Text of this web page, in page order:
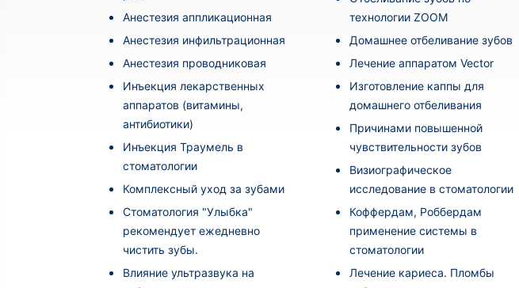
Анестезия аппликационная
Анестезия инфильтрационная
Анестезия проводниковая
Инъекция лекарственных
аппаратов (витамины,
антибиотики)
Инъекция Траумель в
стоматологии
Комплексный уход за зубами
Стоматология "Улыбка"
рекомендует ежедневно
чистить зубы.
Влияние ультразвука на
технологии ZOOM
Домашнее отбеливание зубов
Лечение аппаратом Vector
Изготовление каппы для
домашнего отбеливания
Причинами повышенной
чувствительности зубов
Визиографическое
исследование в стоматологии
Коффердам, Роббердам
применение системы в
стоматологии
Лечение кариеса. Пломбы